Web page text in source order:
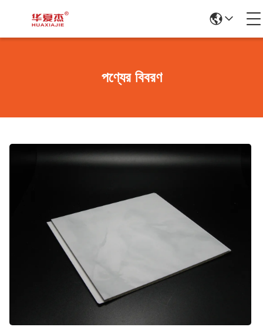
পণ্যের বিবরণ